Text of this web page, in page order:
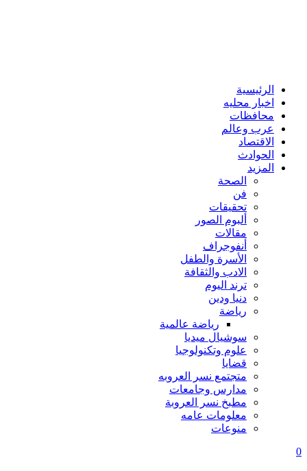
الرئيسية
اخبار محليه
محافظات
عرب وعالم
الاقتصاد
الحوادث
المزيد
الصحة
فن
تحقيقات
ألبوم الصور
مقالات
أنفوجراف
الأسرة والطفل
الادب والثقافة
ترند اليوم
دنيا ودين
رياضة
رياضة عالمية
سوشيال ميديا
علوم وتكنولوجيا
قضايا
متجتمع نسر العروبه
مدارس وجامعات
مطبخ نسر العروبة
معلومات عامه
منوعات
0